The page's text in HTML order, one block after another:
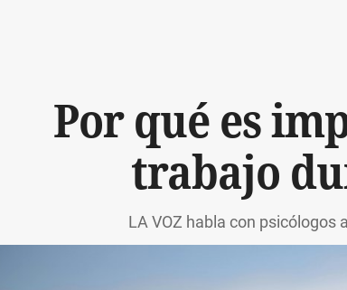
Por qué es
trabajo
LA VOZ habla con psicólogos